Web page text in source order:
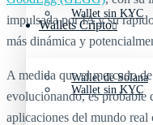
Wallet sin KYC
Wallet de Solana
Wallets Cripto
Wallet sin KYC
impulsada por IA y su
más dinámica y
A medida que el mercado
evolucionando, es probable
aplicaciones del mundo